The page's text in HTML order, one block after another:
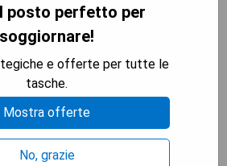
und Parkplätze
Zimmer mit modernen
wichtigen Sehenswürdigkeiten
VEDI L'OFFERTA
posto perfetto per
soggiornare!
e offerte per tutte le
tasche.
Mostra offerte
No, grazie